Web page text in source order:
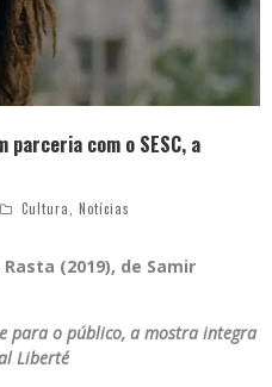
parceria com o SESC, a
Cultura, Notícias
(2019), de Samir
para o público, a mostra integra
Liberté